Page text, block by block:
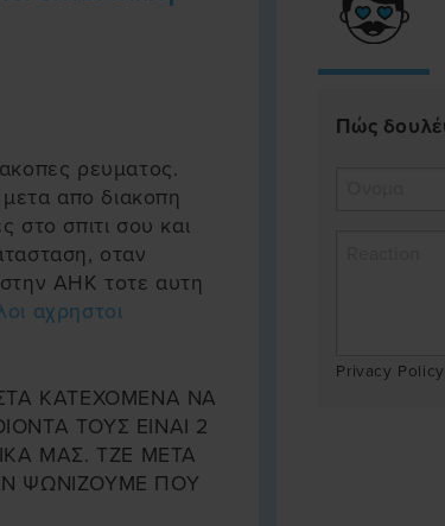
ρευματος.
απο διακοπη
στο σπιτι σου και
οταν
ΑΗΚ τοτε αυτη
αχρηστοι
ΚΑΤΕΧΟΜΕΝΑ ΝΑ
ΤΟΥΣ ΕΙΝΑΙ 2
ΜΑΣ. ΤΖΕ ΜΕΤΑ
ΨΩΝΙΖΟΥΜΕ ΠΟΥ
Πώς
Privacy Policy